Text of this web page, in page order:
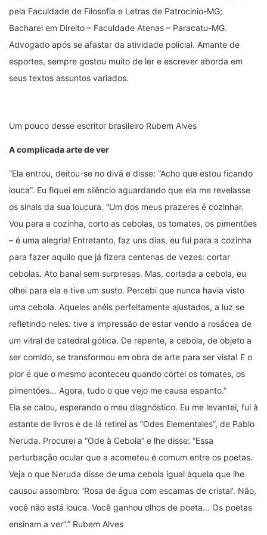
pela Faculdade de Filosofia e Letras de Patrocinio-MG;
Bacharel em Direito – Faculdade Atenas – Paracatu-MG.
Advogado após se afastar da atividade policial. Amante de
esportes, sempre gostou muito de ler e escrever aborda em
seus textos assuntos variados.
Um pouco desse escritor brasileiro Rubem Alves
A complicada arte de ver
“Ela entrou, deitou-se no divã e disse: “Acho que estou ficando
louca”. Eu fiquei em silêncio aguardando que ela me revelasse
os sinais da sua loucura. “Um dos meus prazeres é cozinhar.
Vou para a cozinha, corto as cebolas, os tomates, os pimentões
– é uma alegria! Entretanto, faz uns dias, eu fui para a cozinha
para fazer aquilo que já fizera centenas de vezes: cortar
cebolas. Ato banal sem surpresas. Mas, cortada a cebola, eu
olhei para ela e tive um susto. Percebi que nunca havia visto
uma cebola. Aqueles anéis perfeitamente ajustados, a luz se
refletindo neles: tive a impressão de estar vendo a rosácea de
um vitral de catedral gótica. De repente, a cebola, de objeto a
ser comido, se transformou em obra de arte para ser vista! E o
pior é que o mesmo aconteceu quando cortei os tomates, os
pimentões… Agora, tudo o que vejo me causa espanto.”
Ela se calou, esperando o meu diagnóstico. Eu me levantei, fui à
estante de livros e de lá retirei as “Odes Elementales”, de Pablo
Neruda. Procurei a “Ode à Cebola” e lhe disse: “Essa
perturbação ocular que a acometeu é comum entre os poetas.
Veja o que Neruda disse de uma cebola igual àquela que lhe
causou assombro: ‘Rosa de água com escamas de cristal’. Não,
você não está louca. Você ganhou olhos de poeta… Os poetas
ensinam a ver”.” Rubem Alves